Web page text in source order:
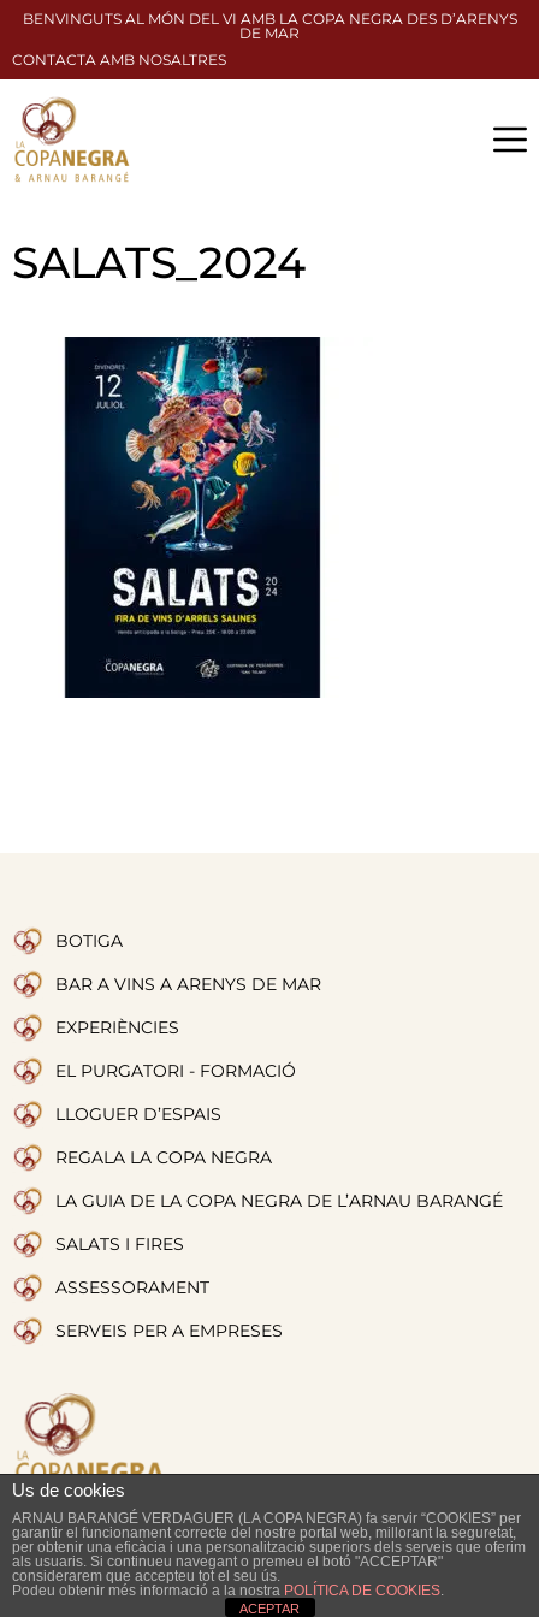
BENVINGUTS AL MÓN DEL VI AMB LA COPA NEGRA DES D’ARENYS
DE MAR
CONTACTA AMB NOSALTRES
SALATS_2024
Riera del Bisbe Pol, 40
08350 Arenys de Mar, Barcelona
937 922 413
BOTIGA
BAR A VINS A ARENYS DE MAR
EXPERIÈNCIES
EL PURGATORI - FORMACIÓ
LLOGUER D’ESPAIS
REGALA LA COPA NEGRA
LA GUIA DE LA COPA NEGRA DE L’ARNAU BARANGÉ
SALATS I FIRES
ASSESSORAMENT
SERVEIS PER A EMPRESES
Us de cookies
ARNAU BARANGÉ VERDAGUER (LA COPA NEGRA) fa servir “COOKIES” per
garantir el funcionament correcte del nostre portal web, millorant la seguretat,
per obtenir una eficàcia i una personalització superiors dels serveis que oferim
als usuaris. Si continueu navegant o premeu el botó "ACCEPTAR"
considerarem que accepteu tot el seu ús.
Podeu obtenir més informació a la nostra POLÍTICA DE COOKIES.
ACEPTAR